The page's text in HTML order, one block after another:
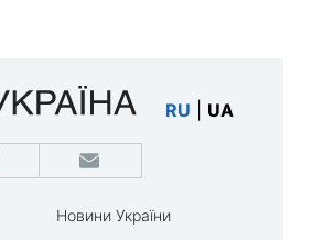
RU UA
Новини України